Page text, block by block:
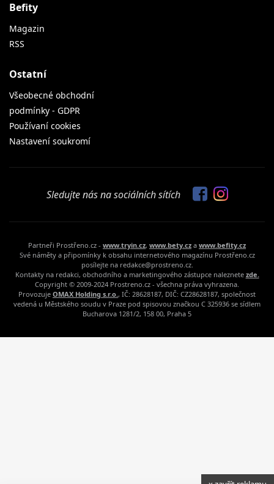
Befity
Magazin
RSS
Ostatní
Všeobecné obchodní
podmínky - GDPR
Používaní cookies
Nastavení soukromí
Sledujte nás na sociálních sítích
Partneři Prostřeno.cz - www.tryin.cz, www.bety.cz a www.befity.cz
Své náměty a připomínky k obsahu internetového magazínu Prostřeno.cz
posílejte na redakce@prostreno.cz.
Kontakty na redakci, obchodního a marketingového zástupce naleznete zde.
Copyright © 2009-2024 Prostreno.cz - všechna práva vyhrazena.
Provozuje OMAX Holding s.r.o., IČ: 28628187, DIČ: CZ28628187, společnost
vedená u Městského soudu v Praze pod spisovou značkou C 325936 se sídlem
Bucharova 1281/2, 158 00, Praha 5